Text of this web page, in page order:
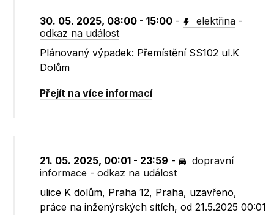
30. 05. 2025, 08:00 - 15:00 - elektřina -
odkaz na událost
Plánovaný výpadek: Přemístění SS102 ul.K
Dolům
Přejít na více informací
21. 05. 2025, 00:01 - 23:59 -
dopravní
informace -odkaz na událost
ulice K dolům, Praha 12, Praha, uzavřeno,
práce na inženýrských sítích, od 21.5.2025 00:01